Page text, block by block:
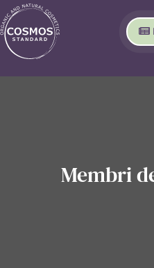
Membri